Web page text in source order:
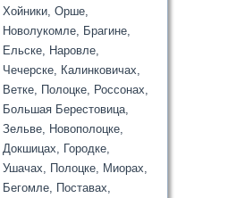
Хойники, Орше,
Новолукомле, Брагине,
Ельске, Наровле,
Чечерске, Калинковичах,
Ветке, Полоцке, Россонах,
Большая Берестовица,
Зельве, Новополоцке,
Докшицах, Городке,
Ушачах, Полоцке, Миорах,
Бегомле, Поставах,